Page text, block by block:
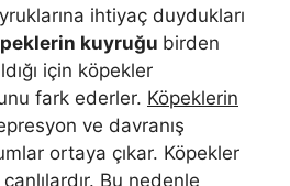
ihtiyaç duydukları
kuyruğu birden
için köpekler
fark ederler. Köpeklerin
ve davranış
ortaya çıkar. Köpekler
Bu nedenle